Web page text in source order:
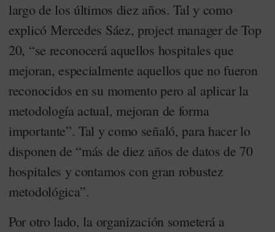
largo de los últimos diez años. Tal y como
explicó Mercedes Sáez, project manager de Top
20, “se reconocerá aquellos hospitales que
mejoran, especialmente aquellos que no fueron
reconocidos en su momento pero al aplicar la
metodología actual, mejoran de forma
importante”. Tal y como señaló, para hacer lo
disponen de “más de diez años de datos de 70
hospitales y contamos con gran robustez
metodológica”.
Por otro lado, la organización someterá a